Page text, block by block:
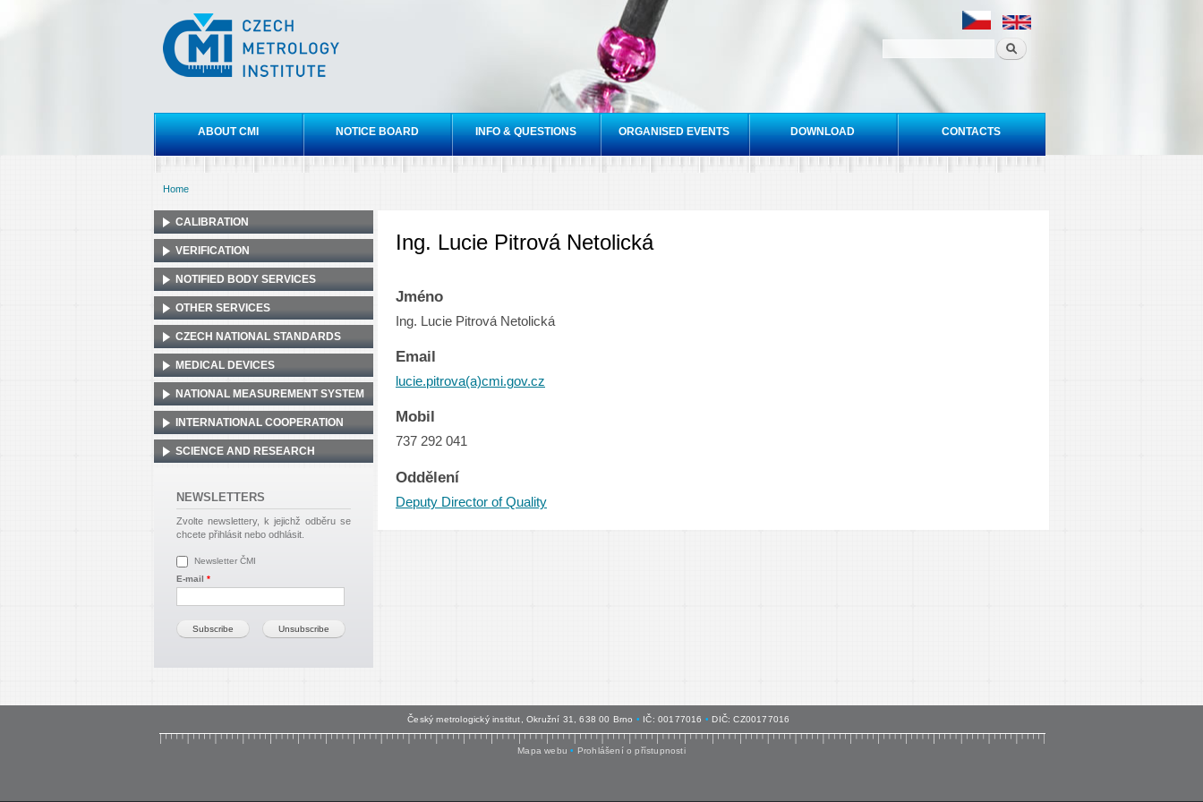
Czech
metrology
institute
Main menu
ABOUT CMI NOTICE BOARD INFO & QUESTIONS ORGANISED EVENTS DOWNLOAD CONTACTS
Home
Ing. Lucie Pitrová Netolická
Jméno
Ing. Lucie Pitrová Netolická
Email
lucie.pitrova(a)cmi.gov.cz
Mobil
737 292 041
Oddělení
Deputy Director of Quality
CALIBRATION
VERIFICATION
NOTIFIED BODY SERVICES
OTHER SERVICES
CZECH NATIONAL STANDARDS
MEDICAL DEVICES
NATIONAL MEASUREMENT SYSTEM
INTERNATIONAL COOPERATION
SCIENCE AND RESEARCH
NEWSLETTERS
Zvolte newslettery, k jejichž odběru se
chcete přihlásit nebo odhlásit.
Newsletter ČMI
E-mail *
Český metrologický institut, Okružní 31, 638 00 Brno • IČ: 00177016 • DIČ: CZ00177016
Mapa webu • Prohlášení o přístupnosti